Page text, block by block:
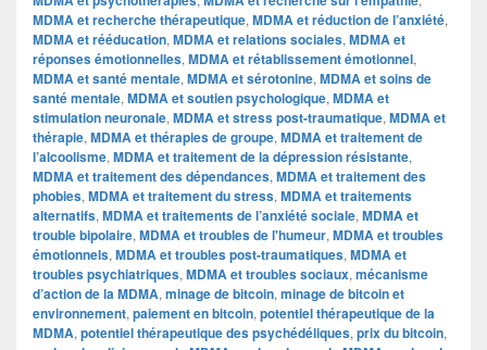
MDMA et recherche thérapeutique, MDMA et réduction de l’anxiété,
MDMA et rééducation, MDMA et relations sociales, MDMA et
réponses émotionnelles, MDMA et rétablissement émotionnel,
MDMA et santé mentale, MDMA et sérotonine, MDMA et soins de
santé mentale, MDMA et soutien psychologique, MDMA et
stimulation neuronale, MDMA et stress post-traumatique, MDMA et
thérapie, MDMA et thérapies de groupe, MDMA et traitement de
l’alcoolisme, MDMA et traitement de la dépression résistante,
MDMA et traitement des dépendances, MDMA et traitement des
phobies, MDMA et traitement du stress, MDMA et traitements
alternatifs, MDMA et traitements de l’anxiété sociale, MDMA et
trouble bipolaire, MDMA et troubles de l'humeur, MDMA et troubles
émotionnels, MDMA et troubles post-traumatiques, MDMA et
troubles psychiatriques, MDMA et troubles sociaux, mécanisme
d’action de la MDMA, minage de bitcoin, minage de bitcoin et
environnement, paiement en bitcoin, potentiel thérapeutique de la
MDMA, potentiel thérapeutique des psychédéliques, prix du bitcoin,